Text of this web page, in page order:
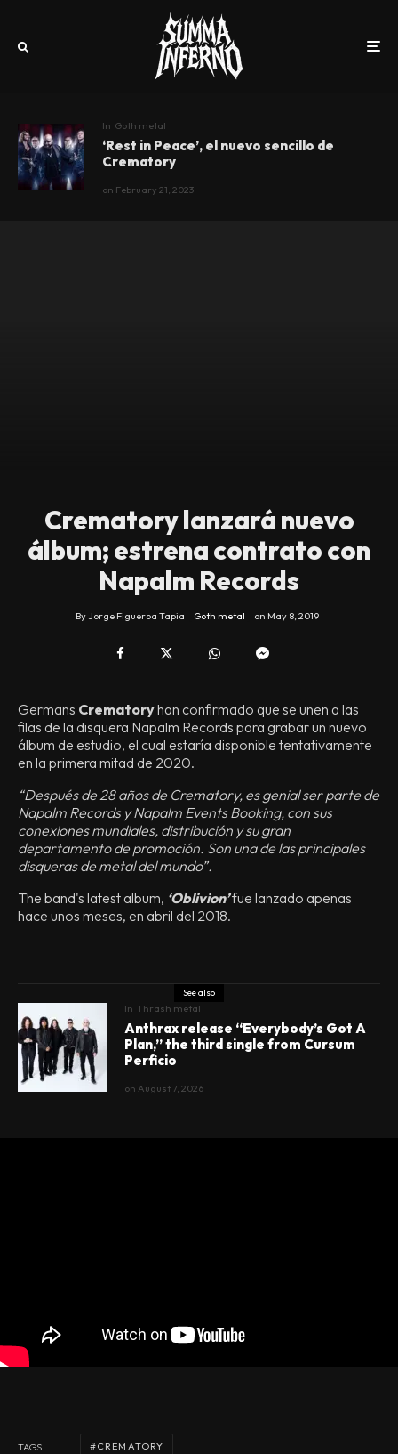
In Goth metal
‘Rest in Peace’, el nuevo sencillo de
Crematory
on February 21, 2023
Crematory lanzará nuevo
álbum; estrena contrato con
Napalm Records
By Jorge Figueroa Tapia Goth metal on May 8, 2019
Germans Crematoryhan confirmado que se unen a las
filas de la disquera Napalm Records para grabar un nuevo
álbum de estudio, el cual estaría disponible tentativamente
en la primera mitad de 2020.
“Después de 28 años de Crematory, es genial ser parte de
Napalm Records y Napalm Events Booking, con sus
conexiones mundiales, distribución y su gran
departamento de promoción. Son una de las principales
disqueras de metal del mundo”.
The band's latest album, ‘Oblivion’fue lanzado apenas
hace unos meses, en abril del 2018.
See also
In Thrash metal
Anthrax release “Everybody’s Got A
Plan,” the third single from Cursum
Perficio
on August 7, 2026
TAGS CREMATORY